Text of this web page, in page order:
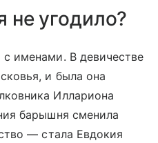
не угодило?
именами. В девичестве
и была она
Иллариона
барышня сменила
— стала Евдокия